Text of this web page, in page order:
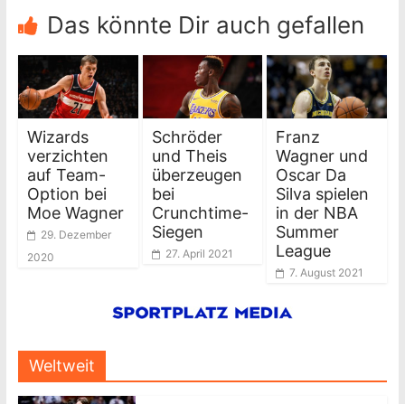
Das könnte Dir auch gefallen
Wizards
verzichten
auf Team-
Option bei
Moe Wagner
29. Dezember
2020
Schröder
und Theis
überzeugen
bei
Crunchtime-
Siegen
27. April 2021
Franz
Wagner und
Oscar Da
Silva spielen
in der NBA
Summer
League
7. August 2021
Weltweit